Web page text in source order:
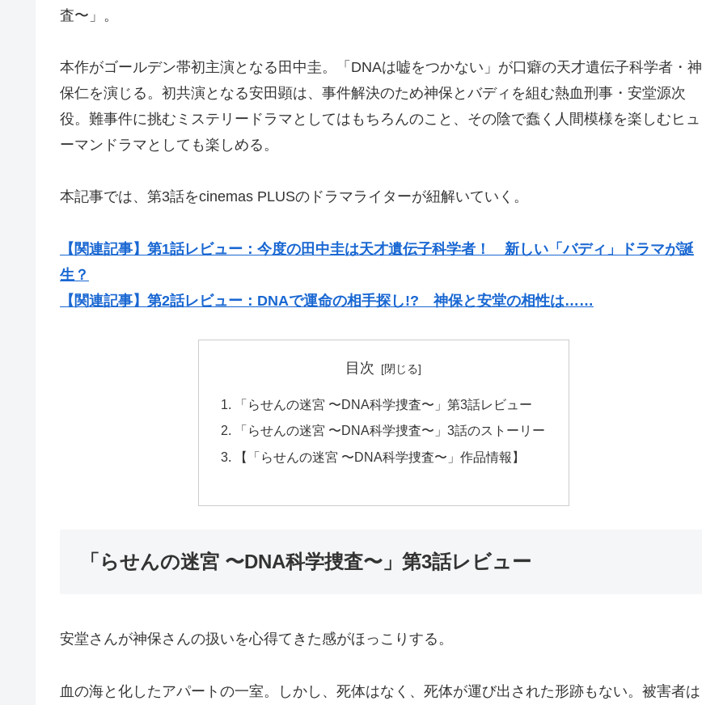
査〜」。
本作がゴールデン帯初主演となる田中圭。「DNAは嘘をつかない」が口癖の天才遺伝子科学者・神
保仁を演じる。初共演となる安田顕は、事件解決のため神保とバディを組む熱血刑事・安堂源次
役。難事件に挑むミステリードラマとしてはもちろんのこと、その陰で蠢く人間模様を楽しむヒュ
ーマンドラマとしても楽しめる。
本記事では、第3話をcinemas PLUSのドラマライターが紐解いていく。
【関連記事】第1話レビュー：今度の田中圭は天才遺伝子科学者！ 新しい「バディ」ドラマが誕
生？
【関連記事】第2話レビュー：DNAで運命の相手探し!? 神保と安堂の相性は……
目次
「らせんの迷宮 〜DNA科学捜査〜」第3話レビュー
「らせんの迷宮 〜DNA科学捜査〜」3話のストーリー
【「らせんの迷宮 〜DNA科学捜査〜」作品情報】
「らせんの迷宮 〜DNA科学捜査〜」第3話レビュー
安堂さんが神保さんの扱いを心得てきた感がほっこりする。
血の海と化したアパートの一室。しかし、死体はなく、死体が運び出された形跡もない。被害者は